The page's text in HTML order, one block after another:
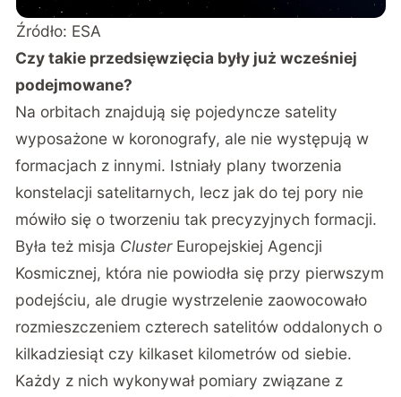
Źródło: ESA
Czy takie przedsięwzięcia były już wcześniej
podejmowane?
Na orbitach znajdują się pojedyncze satelity
wyposażone w koronografy, ale nie występują w
formacjach z innymi. Istniały plany tworzenia
konstelacji satelitarnych, lecz jak do tej pory nie
mówiło się o tworzeniu tak precyzyjnych formacji.
Była też misja ClusterEuropejskiej Agencji
Kosmicznej, która nie powiodła się przy pierwszym
podejściu, ale drugie wystrzelenie zaowocowało
rozmieszczeniem czterech satelitów oddalonych o
kilkadziesiąt czy kilkaset kilometrów od siebie.
Każdy z nich wykonywał pomiary związane z